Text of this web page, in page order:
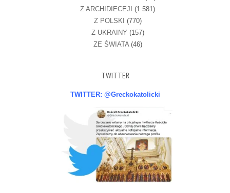
Z ARCHIDIECEJI (1 581)
Z POLSKI (770)
Z UKRAINY (157)
ZE ŚWIATA(46)
TWITTER
TWITTER: @Greckokatolicki